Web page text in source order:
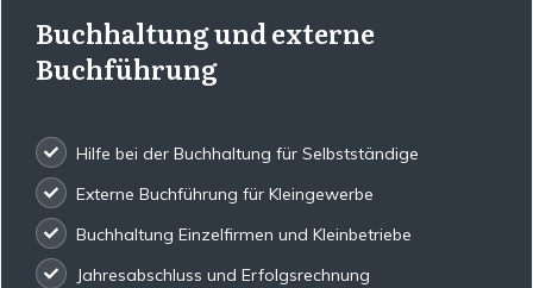
Buchhaltung und externe
Buchführung
Hilfe bei der Buchhaltung für Selbstständige
Externe Buchführung für Kleingewerbe
Buchhaltung Einzelfirmen und Kleinbetriebe
Jahresabschluss und Erfolgsrechnung